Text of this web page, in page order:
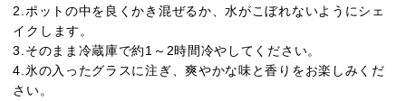
2.ポットの中を良くかき混ぜるか、水がこぼれないようにシェ
イクします。
3.そのまま冷蔵庫で約1～2時間冷やしてください。
4.氷の入ったグラスに注ぎ、爽やかな味と香りをお楽しみくだ
さい。